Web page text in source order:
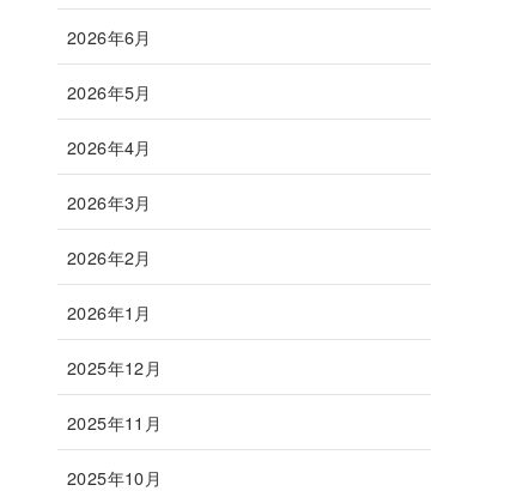
2026年6月
2026年5月
2026年4月
2026年3月
2026年2月
2026年1月
2025年12月
2025年11月
2025年10月